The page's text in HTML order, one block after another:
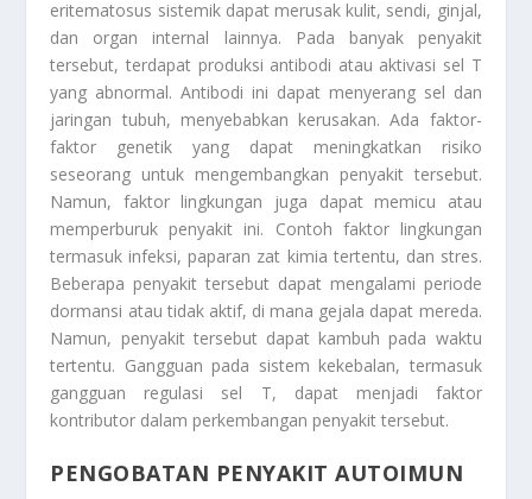
eritematosus sistemik dapat merusak kulit, sendi, ginjal,
dan organ internal lainnya. Pada banyak penyakit
tersebut, terdapat produksi antibodi atau aktivasi sel T
yang abnormal. Antibodi ini dapat menyerang sel dan
jaringan tubuh, menyebabkan kerusakan. Ada faktor-
faktor genetik yang dapat meningkatkan risiko
seseorang untuk mengembangkan penyakit tersebut.
Namun, faktor lingkungan juga dapat memicu atau
memperburuk penyakit ini. Contoh faktor lingkungan
termasuk infeksi, paparan zat kimia tertentu, dan stres.
Beberapa penyakit tersebut dapat mengalami periode
dormansi atau tidak aktif, di mana gejala dapat mereda.
Namun, penyakit tersebut dapat kambuh pada waktu
tertentu. Gangguan pada sistem kekebalan, termasuk
gangguan regulasi sel T, dapat menjadi faktor
kontributor dalam perkembangan penyakit tersebut.
PENGOBATAN PENYAKIT AUTOIMUN